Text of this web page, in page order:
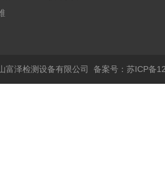
富泽检测设备有限公司 备案号：苏ICP备